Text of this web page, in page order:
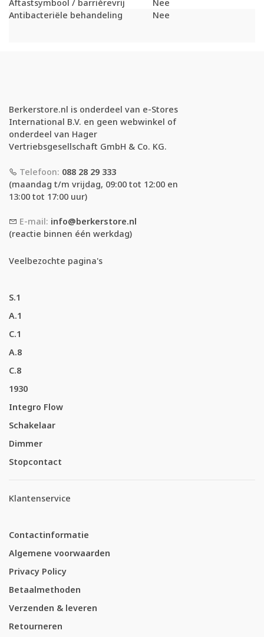
Aftastsymbool / barrièrevrij
Nee
Antibacteriële behandeling
Nee
Berkerstore.nl is onderdeel van e-Stores
International B.V. en geen webwinkel of
onderdeel van Hager
Vertriebsgesellschaft GmbH & Co. KG.
Telefoon: 088 28 29 333
(maandag t/m vrijdag, 09:00 tot 12:00 en
13:00 tot 17:00 uur)
E-mail: info@berkerstore.nl
(reactie binnen één werkdag)
Veelbezochte pagina's
S.1
A.1
C.1
A.8
C.8
1930
Integro Flow
Schakelaar
Dimmer
Stopcontact
Klantenservice
Contactinformatie
Algemene voorwaarden
Privacy Policy
Betaalmethoden
Verzenden & leveren
Retourneren